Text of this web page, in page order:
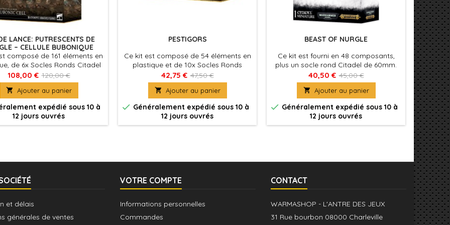
LANCE: PUTRESCENTS DE
– CELLULE BUBONIQUE
composé de 161 éléments en
de 6x Socles Ronds Citadel
de 6x Socles Ronds Citadel
de 3x Socles Ronds Citadel
de 2x Socles Ronds Citadel
et de 1x Socle Rond
de 60mm. Ces figurines sont
non peintes et nécessitent
assemblage
108,00 € 120,00 €
 Ajouter au panier
expédié sous 10 à
12 jours ouvrés
PESTIGORS
Ce kit est composé de 54 éléments en
plastique et de 10x Socles Ronds
Citadel de 32mm. Ces figurines sont
fournies non peintes et nécessitent
assemblage
42,75 € 47,50 €
 Ajouter au panier
 Généralement expédié sous 10 à
12 jours ouvrés
BEAST OF NURGLE
Ce kit est fourni en 48 composants,
plus un socle rond Citadel de 60mm.
Les Beasts of Nurgle peuvent rejoindre
les armées de Warhammer Age of
Sigmar et de Warhammer 40,000
40,50 € 45,00 €
 Ajouter au panier
 Généralement expédié sous 10 à
12 jours ouvrés
Ce
armés
faux
de

et délais
générales de ventes
VOTRE COMPTE
Informations personnelles
Commandes
CONTACT
WARMASHOP - L'ANTRE DES JEUX
31 Rue bourbon 08000 Charleville